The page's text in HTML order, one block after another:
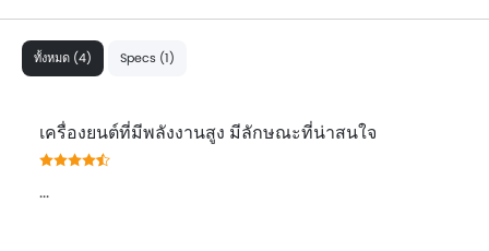
ทั้งหมด (4) Specs (1)
เครื่องยนต์ที่มีพลังงานสูง มีลักษณะที่น่าสนใจ
...